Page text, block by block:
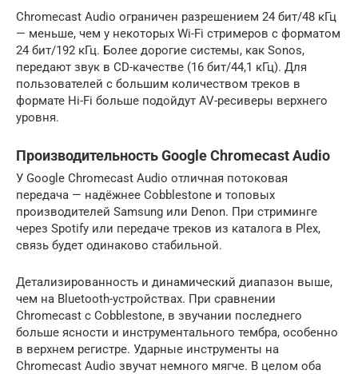
Chromecast Audio ограничен разрешением 24 бит/48 кГц
— меньше, чем у некоторых Wi-Fi стримеров с форматом
24 бит/192 кГц. Более дорогие системы, как Sonos,
передают звук в CD-качестве (16 бит/44,1 кГц). Для
пользователей с большим количеством треков в
формате Hi-Fi больше подойдут AV-ресиверы верхнего
уровня.
Производительность Google Chromecast Audio
У Google Chromecast Audio отличная потоковая
передача — надёжнее Cobblestone и топовых
производителей Samsung или Denon. При стриминге
через Spotify или передаче треков из каталога в Plex,
связь будет одинаково стабильной.
Детализированность и динамический диапазон выше,
чем на Bluetooth-устройствах. При сравнении
Chromecast с Cobblestone, в звучании последнего
больше ясности и инструментального тембра, особенно
в верхнем регистре. Ударные инструменты на
Chromecast Audio звучат немного мягче. В целом оба